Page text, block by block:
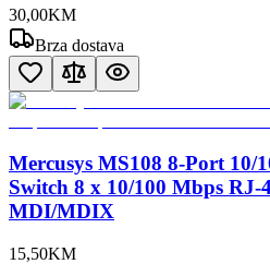
30,00KM
Brza dostava
Mercusys MS108 8-Port 10/
Switch 8 x 10/100 Mbps
MDI/MDIX
15,50KM